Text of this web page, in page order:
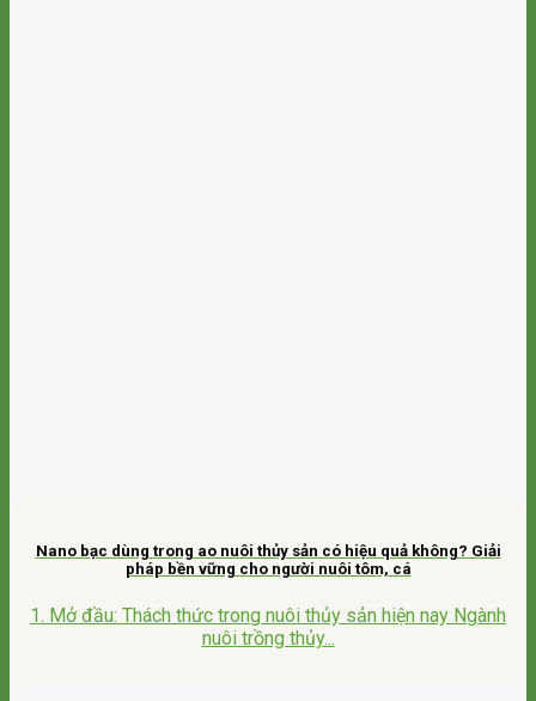
Nano bạc dùng trong ao nuôi thủy sản có hiệu quả không? Giải
pháp bền vững cho người nuôi tôm, cá
1. Mở đầu: Thách thức trong nuôi thủy sản hiện nay Ngành
nuôi trồng thủy...